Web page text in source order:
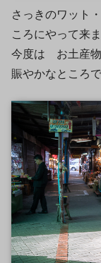
さっきのワット
ころにやって来
今度は お土産物
賑やかなところ